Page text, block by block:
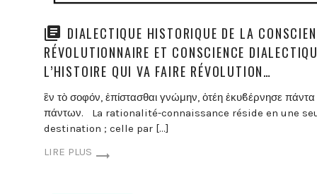
DIALECTIQUE HISTORIQUE DE LA
RÉVOLUTIONNAIRE ET CONSCIENCE
L’HISTOIRE QUI VA FAIRE RÉVOLUTION…
ἓν τὸ σοφόν, ἐπίστασθαι γνώμην, ὁτέη ἐκυϐέρνησε πάντα
πάντων. La rationalité-connaissance réside en une
destination ; celle par […]
LIRE PLUS